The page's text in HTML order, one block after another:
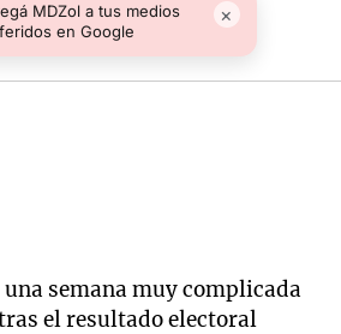
MDZol a tus medios
en Google
×
viernes.
semana muy complicada
el resultado electoral